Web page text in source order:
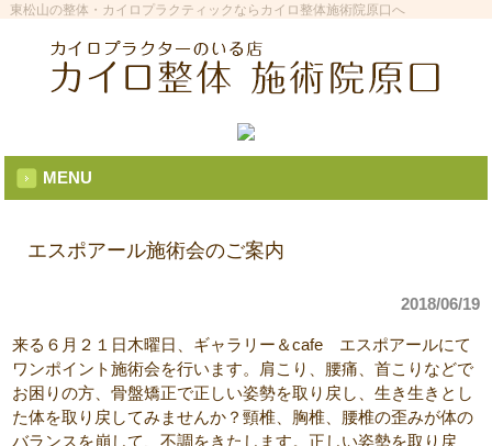
東松山の整体・カイロプラクティックならカイロ整体施術院原口へ
MENU
エスポアール施術会のご案内
2018/06/19
来る６月２１日木曜日、ギャラリー＆cafe エスポアールにて
ワンポイント施術会を行います。肩こり、腰痛、首こりなどで
お困りの方、骨盤矯正で正しい姿勢を取り戻し、生き生きとし
た体を取り戻してみませんか？頸椎、胸椎、腰椎の歪みが体の
バランスを崩して、不調をきたします。正しい姿勢を取り戻